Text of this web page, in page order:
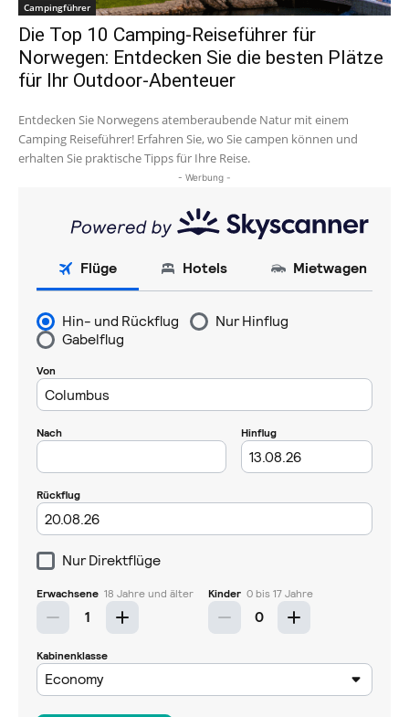
Campingführer
Die Top 10 Camping-Reiseführer für
Norwegen: Entdecken Sie die besten Plätze
für Ihr Outdoor-Abenteuer
Entdecken Sie Norwegens atemberaubende Natur mit einem
Camping Reiseführer! Erfahren Sie, wo Sie campen können und
erhalten Sie praktische Tipps für Ihre Reise.
- Werbung -